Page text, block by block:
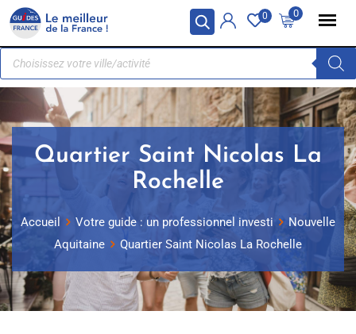
Panneau de gestion des cookies 0
0
Quartier Saint Nicolas La
Rochelle
Accueil Votre guide : un professionnel investi
Nouvelle
Aquitaine
Quartier Saint Nicolas La Rochelle